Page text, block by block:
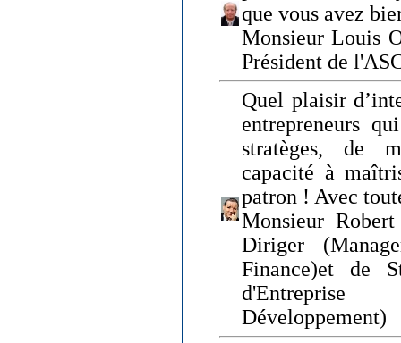
que vous avez
Monsieur Louis
Président de
Quel plaisir
entrepreneurs
stratèges, de
capacité à
patron ! Avec
Monsieur
Diriger
Finance)et de
Développement)